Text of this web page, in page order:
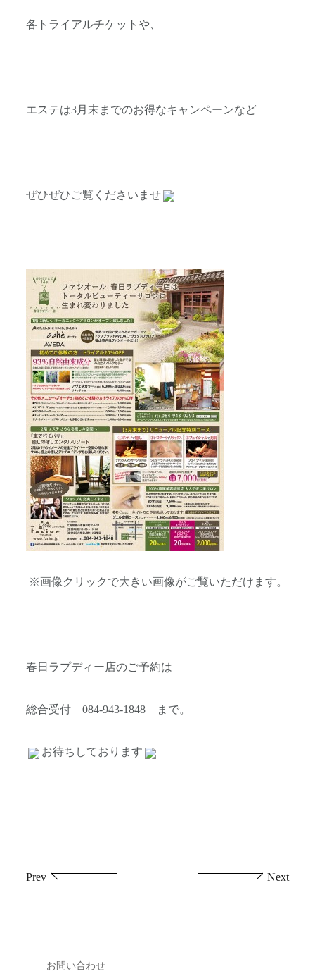
各トライアルチケットや、
エステは3月末までのお得なキャンペーンなど
ぜひぜひご覧くださいませ
※画像クリックで大きい画像がご覧いただけます。
春日ラプディー店のご予約は
総合受付 084-943-1848 まで。
お待ちしております
Prev Next
お問い合わせ